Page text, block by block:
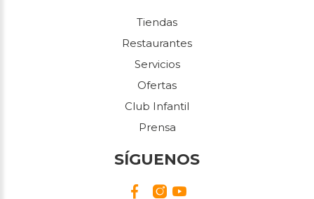
Tiendas
Restaurantes
Servicios
Ofertas
Club Infantil
Prensa
SÍGUENOS